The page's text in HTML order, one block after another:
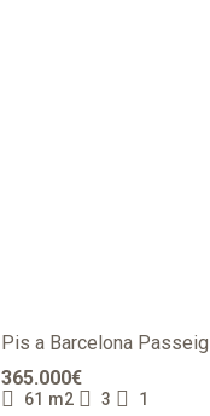
Pis a Barcelona
365.000€
61 m2 3 1